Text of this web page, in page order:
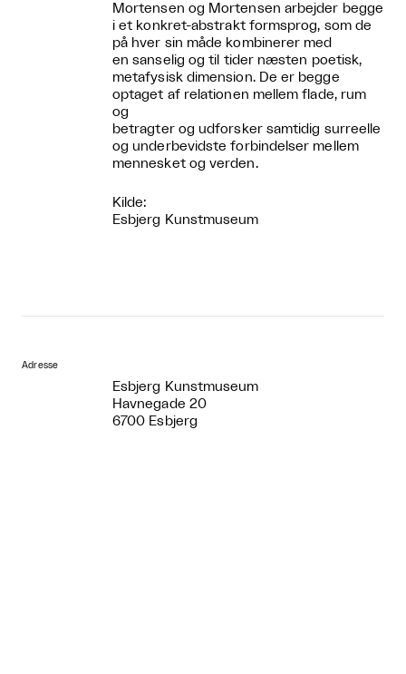
Mortensen og Mortensen arbejder begge
i et konkret-abstrakt formsprog, som de
på hver sin måde kombinerer med
en sanselig og til tider næsten poetisk,
metafysisk dimension. De er begge
optaget af relationen mellem flade, rum
og
betragter og udforsker samtidig surreelle
og underbevidste forbindelser mellem
mennesket og verden.
Kilde:
Esbjerg Kunstmuseum
Adresse
Esbjerg Kunstmuseum
Havnegade 20
6700 Esbjerg